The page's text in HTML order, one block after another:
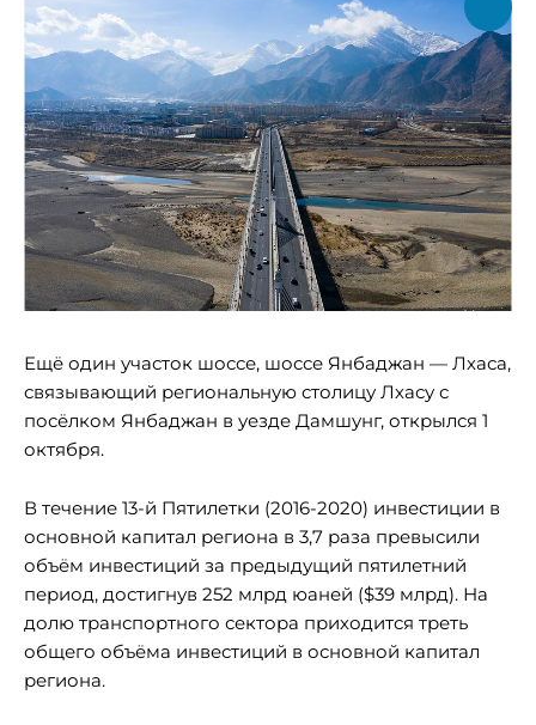
Ещё один участок шоссе, шоссе Янбаджан — Лхаса,
связывающий региональную столицу Лхасу с
посёлком Янбаджан в уезде Дамшунг, открылся 1
октября.
В течение 13-й Пятилетки (2016-2020) инвестиции в
основной капитал региона в 3,7 раза превысили
объём инвестиций за предыдущий пятилетний
период, достигнув 252 млрд юаней ($39 млрд). На
долю транспортного сектора приходится треть
общего объёма инвестиций в основной капитал
региона.